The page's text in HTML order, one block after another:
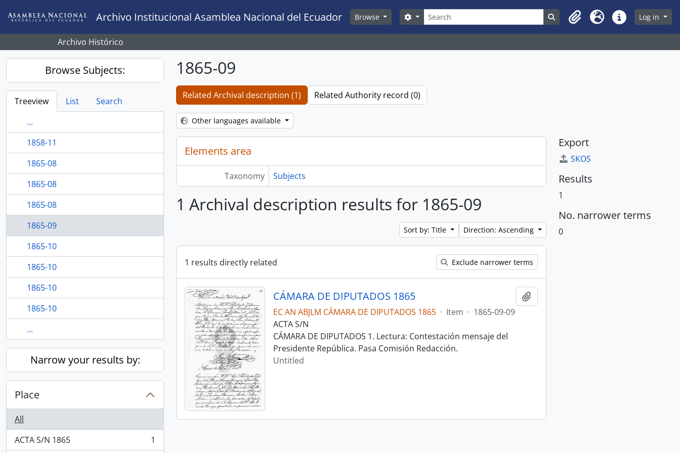
Archivo Institucional Asamblea Nacional del Ecuador Browse Search
Search options Search in browse page
ClipboardLanguageQuick linksLog in
Archivo Histórico
Browse Subjects:
Treeview List
Search
...
1858-11
1865-08
1865-08
1865-08
1865-09
1865-10
1865-10
1865-10
1865-10
...
Narrow your results by:
Place
All
ACTA S/N 1865
, 1 results 1
1865-09
Related Archival description (1) Related Authority record (0)
Other languages available
Elements area
Taxonomy Subjects
1 Archival description results for 1865-09
Sort by: Title Direction: Ascending
1 results directly related Exclude narrower terms
CÁMARA DE DIPUTADOS 1865
EC AN ABJLM CÁMARA DE DIPUTADOS 1865 · Item · 1865-09-09
ACTA S/N
CÁMARA DE DIPUTADOS 1. Lectura: Contestación mensaje del
Presidente República. Pasa Comisión Redacción.
Untitled
Export
SKOS
Results
1
No. narrower terms
0